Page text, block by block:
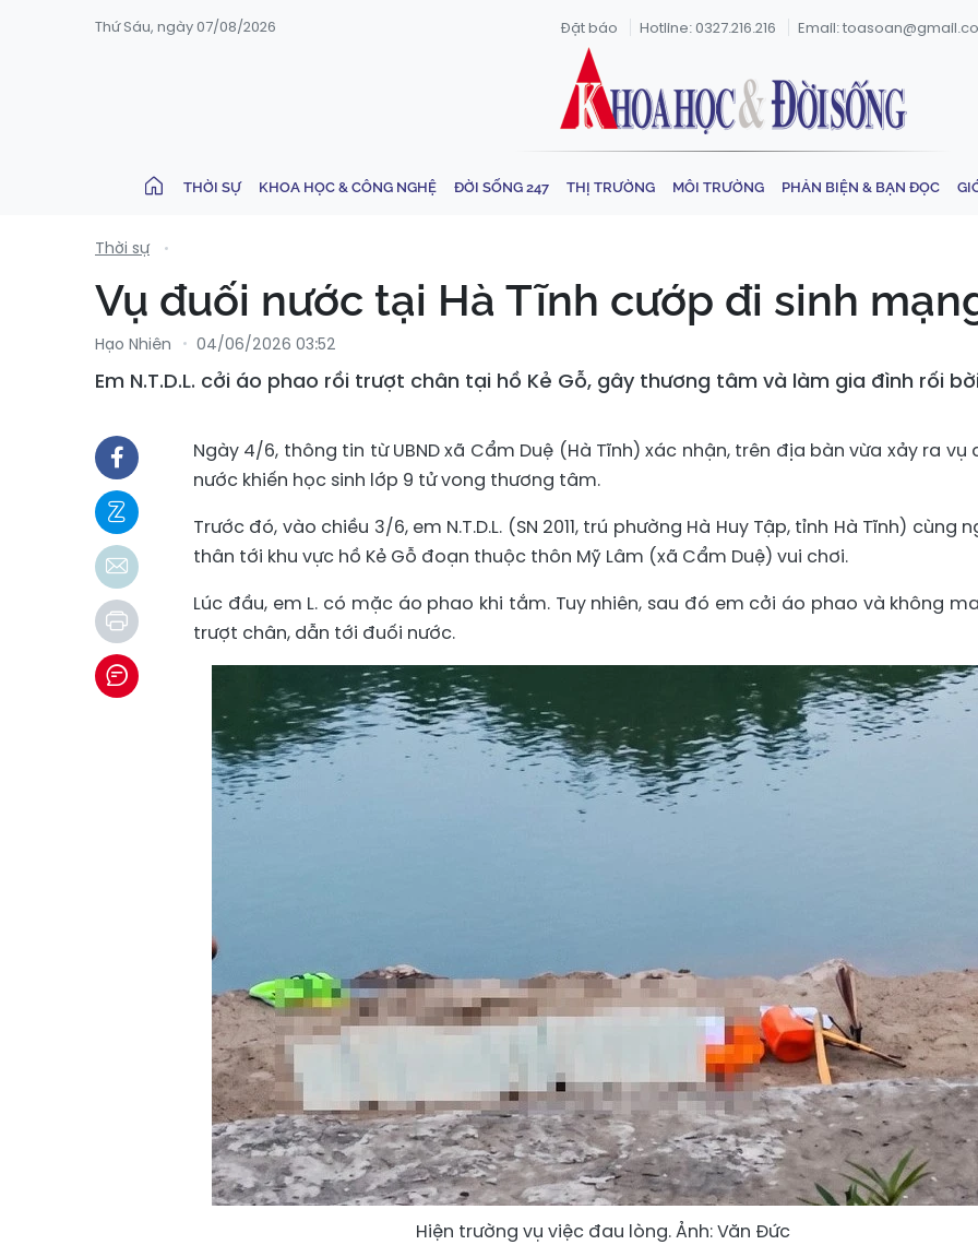
Thứ Sáu, ngày 07/08/2026 Đặt báo Hotline: 0327.216.216 Email:
THỜI SỰ KHOA HỌC & CÔNG NGHỆ ĐỜI SỐNG 247 THỊ TRƯỜNG MÔI TRƯỜNG PHẢN BIỆN & BẠN ĐỌC
Thời sự
Vụ đuối nước tại Hà Tĩnh cướp đi sinh
Hạo Nhiên 04/06/2026 03:52
Em N.T.D.L. cởi áo phao rồi trượt chân tại hồ Kẻ Gỗ, gây thương tâm và làm gia đình rối
Ngày 4/6, thông tin từ UBND xã Cẩm Duệ (Hà Tĩnh) xác nhận, trên địa bàn vừa xảy ra vụ
nước khiến học sinh lớp 9 tử vong thương tâm.
Trước đó, vào chiều 3/6, em N.T.D.L. (SN 2011, trú phường Hà Huy Tập, tỉnh Hà Tĩnh) cùng
thân tới khu vực hồ Kẻ Gỗ đoạn thuộc thôn Mỹ Lâm (xã Cẩm Duệ) vui chơi.
Lúc đầu, em L. có mặc áo phao khi tắm. Tuy nhiên, sau đó em cởi áo phao và không
trượt chân, dẫn tới đuối nước.
Hiện trường vụ việc đau lòng. Ảnh: Văn Đức